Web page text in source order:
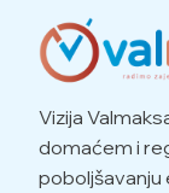
Vizija
domaćem i
poboljšavanju